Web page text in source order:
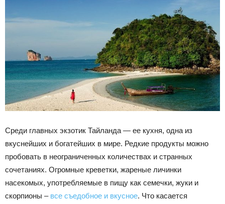
Среди главных экзотик Тайланда — ее кухня, одна из
вкуснейших и богатейших в мире. Редкие продукты можно
пробовать в неограниченных количествах и странных
сочетаниях. Огромные креветки, жареные личинки
насекомых, употребляемые в пищу как семечки, жуки и
скорпионы – все съедобное и вкусное. Что касается